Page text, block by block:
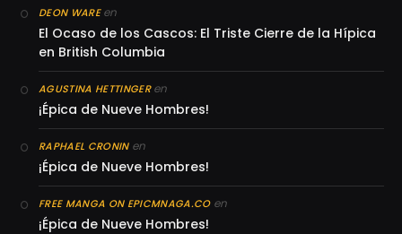
DEON WAREen
El Ocaso de los Cascos: El Triste Cierre de la Hípica
en British Columbia
AGUSTINA HETTINGERen
¡Épica de Nueve Hombres!
RAPHAEL CRONINen
¡Épica de Nueve Hombres!
FREE MANGA ON EPICMNAGA.COen
¡Épica de Nueve Hombres!